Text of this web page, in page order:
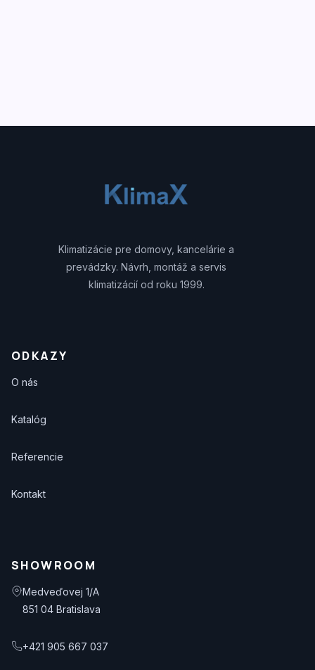
Klimatizácie pre domovy, kancelárie a
prevádzky. Návrh, montáž a servis
klimatizácií od roku 1999.
ODKAZY
O nás
Katalóg
Referencie
Kontakt
SHOWROOM
Medveďovej 1/A
851 04 Bratislava
+421 905 667 037